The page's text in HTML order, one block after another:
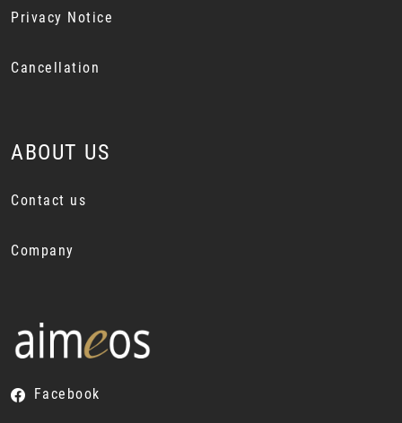
Privacy Notice
Cancellation
ABOUT US
Contact us
Company
Facebook